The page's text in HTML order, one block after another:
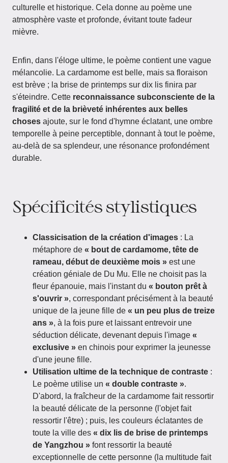
culturelle et historique. Cela donne au poème une
atmosphère vaste et profonde, évitant toute fadeur
mièvre.
Enfin, dans l'éloge ultime, le poème contient une vague
mélancolie. La cardamome est belle, mais sa floraison
est brève ; la brise de printemps sur dix lis finira par
s'éteindre. Cette reconnaissance subconsciente de la
fragilité et de la brièveté inhérentes aux belles
choses ajoute, sur le fond d'hymne éclatant, une ombre
temporelle à peine perceptible, donnant à tout le poème,
au-delà de sa splendeur, une résonance profondément
durable.
Spécificités stylistiques
Classicisation de la création d'images : La
métaphore de « bout de cardamome, tête de
rameau, début de deuxième mois » est une
création géniale de Du Mu. Elle ne choisit pas la
fleur épanouie, mais l'instant du « bouton prêt à
s'ouvrir », correspondant précisément à la beauté
unique de la jeune fille de « un peu plus de treize
ans », à la fois pure et laissant entrevoir une
séduction délicate, devenant depuis l'image «
exclusive » en chinois pour exprimer la jeunesse
d'une jeune fille.
Utilisation ultime de la technique de contraste :
Le poème utilise un « double contraste ».
D'abord, la fraîcheur de la cardamome fait ressortir
la beauté délicate de la personne (l'objet fait
ressortir l'être) ; puis, les couleurs éclatantes de
toute la ville des « dix lis de brise de printemps
de Yangzhou » font ressortir la beauté
exceptionnelle de cette personne (la multitude fait